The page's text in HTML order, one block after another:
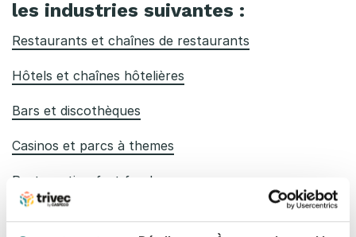
i
n
u
s
t
r
les industries suivantes :
Restaurants et chaînes de restaurants
Hôtels et chaînes hôtelières
Bars et discothèques
Casinos et parcs à themes
Restauration fast food